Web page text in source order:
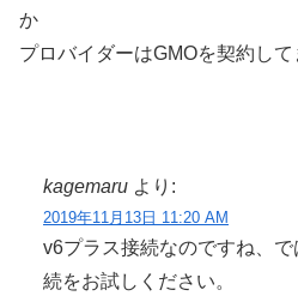
か
プロバイダーはGMOを契約して
kagemaru より:
2019年11月13日 11:20 AM
v6プラス接続なのですね、
続をお試しください。